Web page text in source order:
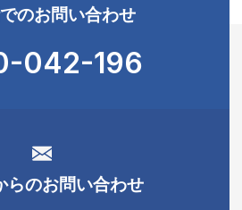
のお問い合わせ
042-196
らのお問い合わせ